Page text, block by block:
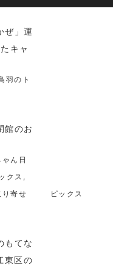
ぜ」運
キャ
羽のト
館のお
ん日
クス ,
寄せ
ピックス
もてな
東区の